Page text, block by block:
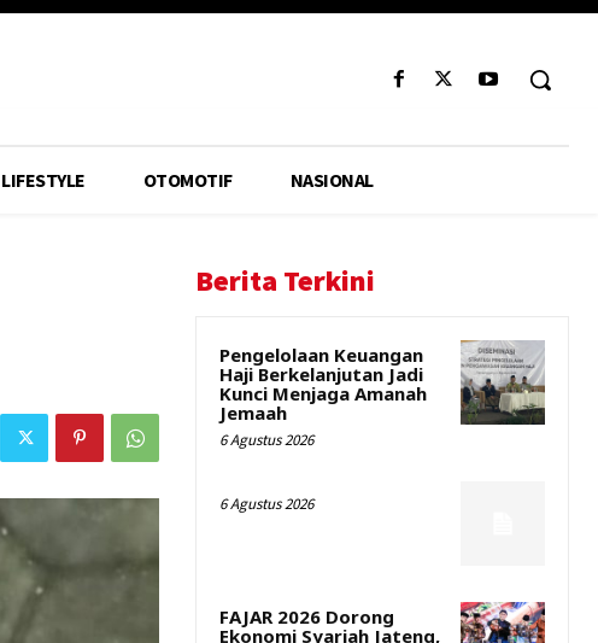
LIFESTYLE OTOMOTIF NASIONAL
Berita Terkini
Pengelolaan Keuangan
Haji Berkelanjutan Jadi
Kunci Menjaga Amanah
Jemaah
6 Agustus 2026
6 Agustus 2026
FAJAR 2026 Dorong
Ekonomi Syariah Jateng,